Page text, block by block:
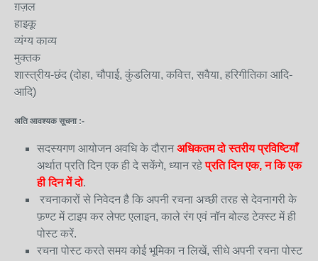
ग़ज़ल
हाइकू
व्यंग्य काव्य
मुक्तक
शास्त्रीय-छंद (दोहा, चौपाई, कुंडलिया, कवित्त, सवैया, हरिगीतिका आदि-
आदि)
अति आवश्यक सूचना :-
सदस्यगण आयोजन अवधि के दौरानअधिकतम दो स्तरीय प्रविष्टियाँ
अर्थात प्रति दिन एक ही दे सकेंगे, ध्यान रहेप्रति दिन एक, न कि एक
ही दिन में दो.
रचनाकारों से निवेदन है कि अपनी रचना अच्छी तरह से देवनागरी के
फ़ण्ट में टाइप कर लेफ्ट एलाइन, काले रंग एवं नॉन बोल्ड टेक्स्ट में ही
पोस्ट करें.
रचना पोस्ट करते समय कोई भूमिका न लिखें, सीधे अपनी रचना पोस्ट